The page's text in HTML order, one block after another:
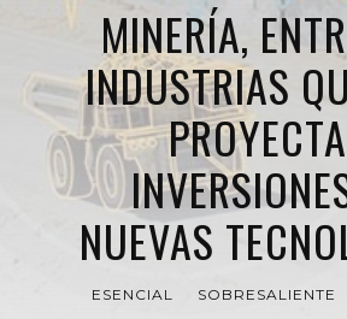
MINERÍA,
INDUSTRIAS
NUEVAS
ESENCIAL SOBRESALIENTE